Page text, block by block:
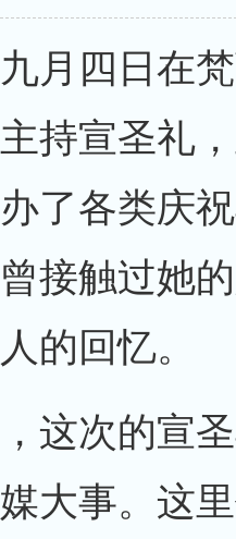
月四日在
持宣圣礼
了各类庆
接触过她
的回忆。
次的宣圣
大事。这